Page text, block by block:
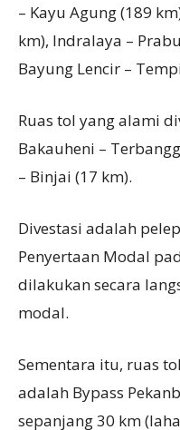
– Kayu Agung (189
km), Indralaya –
Bayung Lencir –
Ruas tol yang alami
Bakauheni –
– Binjai (17 km).
Divestasi adalah
Penyertaan Modal
dilakukan secara
modal.
Sementara itu, ruas
adalah Bypass
sepanjang 30 km